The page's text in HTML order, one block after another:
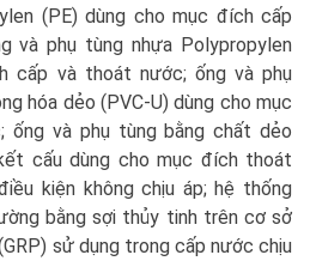
(PE) dùng cho mục đích cấp
và phụ tùng nhựa Polypropylen
cấp và thoát nước; ống và phụ
hóa dẻo (PVC-U) dùng cho mục
và phụ tùng bằng chất dẻo
cấu dùng cho mục đích thoát
kiện không chịu áp; hệ thống
bằng sợi thủy tinh trên cơ sở
sử dụng trong cấp nước chịu